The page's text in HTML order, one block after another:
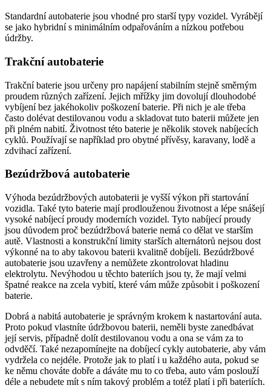
Standardní autobaterie jsou vhodné pro starší typy vozidel. Vyrábějí
se jako hybridní s minimálním odpařováním a nízkou potřebou
údržby.
Trakční autobaterie
Trakční baterie jsou určeny pro napájení stabilním stejně směrným
proudem různých zařízení. Jejich mřížky jim dovolují dlouhodobé
vybíjení bez jakéhokoliv poškození baterie. Při nich je ale třeba
často dolévat destilovanou vodu a skladovat tuto baterii můžete jen
při plném nabití. Životnost této baterie je několik stovek nabíjecích
cyklů. Používají se například pro obytné přívěsy, karavany, lodě a
zdvihací zařízení.
Bezúdržbová autobaterie
Výhoda bezúdržbových autobaterii je vyšší výkon při startování
vozidla. Také tyto baterie mají prodlouženou životnost a lépe snášejí
vysoké nabíjecí proudy moderních vozidel. Tyto nabíjecí proudy
jsou důvodem proč bezúdržbová baterie nemá co dělat ve starším
autě. Vlastnosti a konstrukční limity starších alternátorů nejsou dost
výkonné na to aby takovou baterii kvalitně dobíjeli. Bezúdržbové
autobaterie jsou uzavřeny a nemůžete zkontrolovat hladinu
elektrolytu. Nevýhodou u těchto bateriích jsou ty, že mají velmi
špatné reakce na zcela vybití, které vám může způsobit i poškození
baterie.
Dobrá a nabitá autobaterie je správným krokem k nastartování auta.
Proto pokud vlastníte údržbovou baterii, neměli byste zanedbávat
její servis, případně dolít destilovanou vodu a ona se vám za to
odvděčí. Také nezapomínejte na dobíjecí cykly autobaterie, aby vám
vydržela co nejdéle. Protože jak to platí i u každého auta, pokud se
ke němu chováte dobře a dáváte mu to co třeba, auto vám poslouží
déle a nebudete mít s ním takový problém a totéž platí i při bateriích.